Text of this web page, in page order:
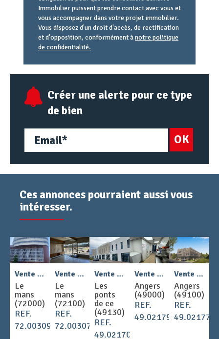
Immobilier puissent prendre contact avec vous et
vous accompagner dans votre projet immobilier.
Vous disposez d'un droit d'accès, de rectification
et d'opposition, conformément ànotre politique
de confidentialité.
email
URL
Créer une alerte pour ce type
de bien
OK
Ces annonces pourraient aussi vous
intéresser.
Vente - COMMERCE 890 m 2
Le
mans
(72000)
REF.
72.003094
Vente - COMMERCE 85 m 2
Le
mans
(72100)
REF.
72.003073
Vente - COMMERCE 629.1 m
Les
ponts
de ce
(49130)
REF.
49.021708
Vente - COMMERCE 50 m
Angers
(49000)
REF.
49.021793
Vente - COMMERCE 191 m
Angers
(49100)
REF.
49.021770